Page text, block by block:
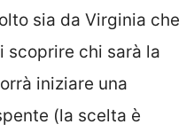
sia da Virginia che
scoprire chi sarà la
iniziare una
(la scelta è